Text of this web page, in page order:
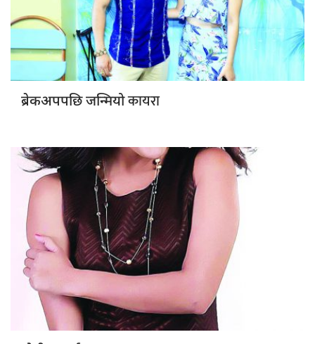
ब्रेकअपपछि जन्मियोकायरा